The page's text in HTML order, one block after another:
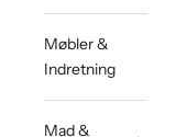
Møbler &
Indretning
Mad &